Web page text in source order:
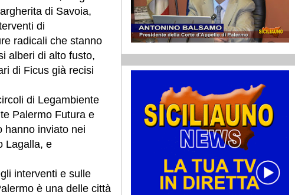
di Savoia,
di
radicali che stanno
alberi di alto fusto,
di Ficus già recisi
di Legambiente
Palermo Futura e
hanno inviato nei
Lagalla, e
interventi e sulle
è una delle città